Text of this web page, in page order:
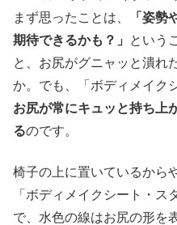
まず思ったことは、
「姿勢
期待できるかも？」
という
と、お尻がグニャッと潰れ
か。でも、「ボディメイク
お尻が常にキュッと持ち上
るのです。
椅子の上に置いているから
「ボディメイクシート・
で、水色の線はお尻の形を